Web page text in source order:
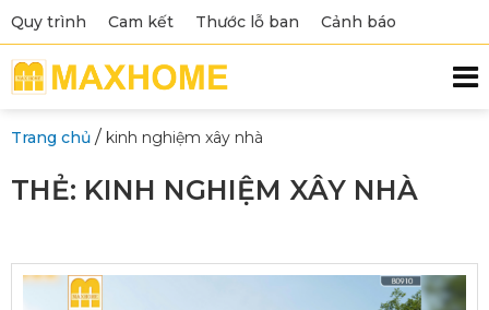
Quy trình Cam kết Thước lỗ ban Cảnh báo
Trang chủ / kinh nghiệm xây nhà
THẺ: KINH NGHIỆM XÂY NHÀ